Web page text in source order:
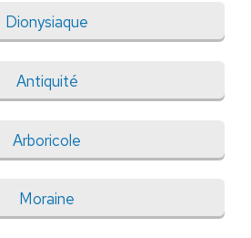
Dionysiaque
Antiquité
Arboricole
Moraine